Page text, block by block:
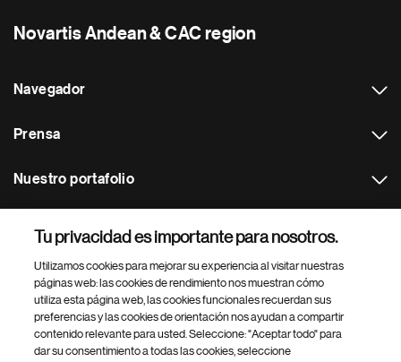
Novartis Andean & CAC region
Navegador
Prensa
Nuestro portafolio
Footer Site Search
Tu privacidad es importante para nosotros.
Utilizamos cookies para mejorar su experiencia al visitar nuestras
páginas web: las cookies de rendimiento nos muestran cómo
utiliza esta página web, las cookies funcionales recuerdan sus
preferencias y las cookies de orientación nos ayudan a compartir
contenido relevante para usted. Seleccione: "Aceptar todo" para
dar su consentimiento a todas las cookies, seleccione